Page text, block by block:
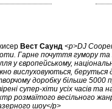
Вест Саунд <p>DJ
Гарне почуття гумору
у європейському,
вислуховуються,
доробку більше 5000
супер-хіти усіх часів та
розмаїтого весільного
шоу</p>